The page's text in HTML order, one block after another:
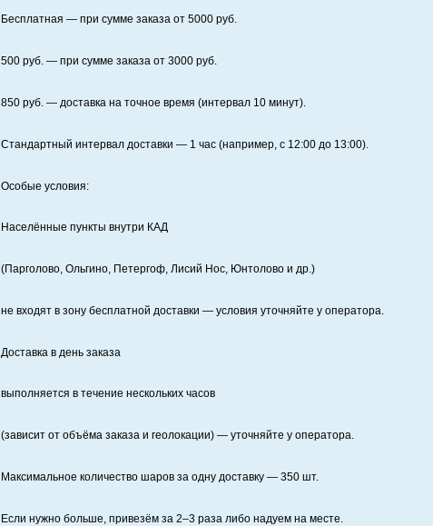
Бесплатная — при сумме заказа от 5000руб.
500руб. — при сумме заказа от 3000руб.
850руб. — доставка на точное время (интервал 10 минут).
Стандартный интервал доставки — 1 час (например, с 12:00 до 13:00).
Особые условия:
Населённые пункты внутри КАД
(Парголово, Ольгино, Петергоф, Лисий Нос, Юнтолово и др.)
не входят в зону бесплатной доставки — условия уточняйте у оператора.
Доставка в день заказа
выполняется в течение нескольких часов
(зависит от объёма заказа и геолокации) — уточняйте у оператора.
Максимальное количество шаров за одну доставку — 350 шт.
Если нужно больше, привезём за 2–3 раза либо надуем на месте.